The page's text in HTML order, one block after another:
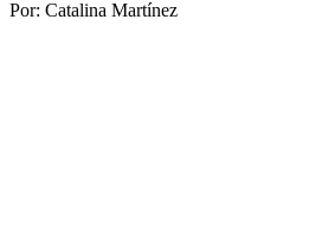
Por: Catalina Martínez